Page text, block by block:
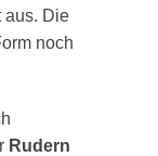
aus. Die
noch
Rudern